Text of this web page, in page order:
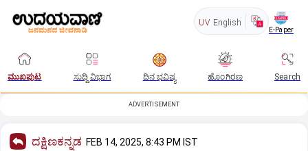
UV English
E-Paper
ಮುಖಪುಟ ಸುದ್ದಿ ವಿಭಾಗ ದಿನ ಭವಿಷ್ಯ ಹೊಂಗಿರಣ Search
ADVERTISEMENT
ದಕ್ಷಿಣಕನ್ನಡ FEB 14, 2025, 8:43 PM IST